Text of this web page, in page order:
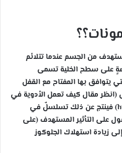
من الجسم عندما تتلائم
على سطح الخلية تسمى
يتوافق بها المفتاح مع القفل
(انظر مقال كيف تعمل الأدوية في
أجسامنا https://cutt.us/SOKWg) فينتج عن ذلك تسلسلٌ في
على التأثير المستهدف (على
زيادة استهلاك الجلوكوز